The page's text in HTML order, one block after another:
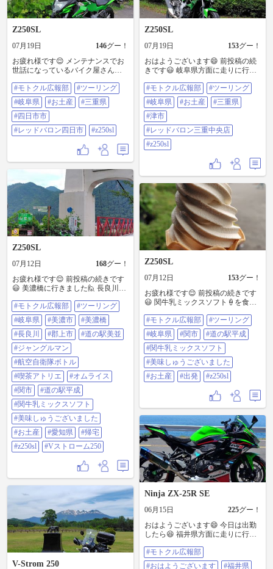
Z250SL
07月19日 146グー！
お疲れ様です😌 メンテナンスでお
世話になっているバイク屋さんに
走りに行った時のお土産を渡しま
した😊 コレから本題に入ろうと思
います😁 ＃モトクル広報部 ＃ツー
リング ＃岐阜県 ＃お土産 ＃三重県
＃四日市市 ＃レッドバロン四日市
＃z250sl
#モトクル広報部
#ツーリング
#岐阜県
#お土産
#三重県
#四日市市
#レッドバロン四日市
#z250sl
Z250SL
07月19日 153グー！
おはようございます😄 前投稿の続
きです😃 岐阜県方面に走りに行っ
のバイク屋さんにも行きたいので✋
そろそろ出発しようと思います😊
＃モトクル広報部 ＃ツーリング ＃
岐阜県 ＃お土産 ＃三重県 ＃津市
＃レッドバロン三重中央店 ＃z250sl
#モトクル広報部
#ツーリング
#岐阜県
#お土産
#三重県
#津市
#レッドバロン三重中央店
#z250sl
Z250SL
07月12日 168グー！
お疲れ様です😌 前投稿の続きです
😃 美濃橋に行きました🙋 長良川は
に入ってから😄 道の駅美並に行っ
て、水分補給をしてから出発しま
した👍😉 次に、お昼ご飯を食べに
😁 喫茶アトリエに行きました😊 次
に、関市に戻ってから🙋 道の駅平
成に行って、ちょっと休憩して、
お土産を買ってから出発して😆 そ
のまま自宅まで帰って来ました👍
😉 暑かったけど😅 楽しかったです
🎵😁 ＃モトクル広報部 ＃ツーリン
グ ＃岐阜県 ＃美濃市 ＃美濃橋 ＃
長良川 ＃郡上市 ＃道の駅美並 ＃ジ
ャングルマン ＃航空自衛隊ボトル
＃喫茶アトリエ ＃オムライス ＃関
市 ＃道の駅平成 ＃＃関牛乳ミック
スソフト ＃美味しゅうございまし
た ＃お土産 ＃愛知県 ＃帰宅 ＃
z250sl ＃Vストローム250
#モトクル広報部
#ツーリング
#岐阜県
#美濃市
#美濃橋
#長良川
#郡上市
#道の駅美並
#ジャングルマン
#航空自衛隊ボトル
#喫茶アトリエ
#オムライス
#関市
#道の駅平成
#関牛乳ミックスソフト
#美味しゅうございました
#お土産
#愛知県
#帰宅
#z250sl
#Vストローム250
Z250SL
07月12日 153グー！
お疲れ様です😌 前投稿の続きです
😃 関牛乳ミックスソフト🍦を食べ
しゅうございました🙇🎵👍😉 お土
産も買いました😄 そろそろ出発し
ようと思います😊 ＃モトクル広報
部 ＃ツーリング ＃岐阜県 ＃関市
＃道の駅平成 ＃関牛乳ミックスソ
フト ＃美味しゅうございました ＃
お土産 ＃出発 ＃z250sl
#モトクル広報部
#ツーリング
#岐阜県
#関市
#道の駅平成
#関牛乳ミックスソフト
#美味しゅうございました
#お土産
#出発 #z250sl
V-Strom 250
Ninja ZX-25R SE
06月15日 225グー！
おはようございます😄 今日は出勤
したら😆 福井県方面に走りに行っ
😊 今週も🙋 バイクに乗る為に頑張
ります👍😉 ＃モトクル広報部 ＃お
#モトクル広報部
#おはようございます
#福井県